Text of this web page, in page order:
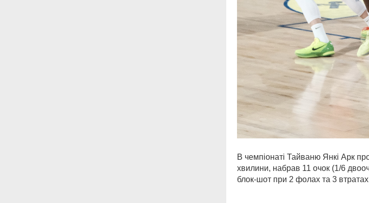
В чемпіонаті Тайваню Янкі Арк
хвилини, набрав 11 очок (1/6
блок-шот при 2 фолах та 3